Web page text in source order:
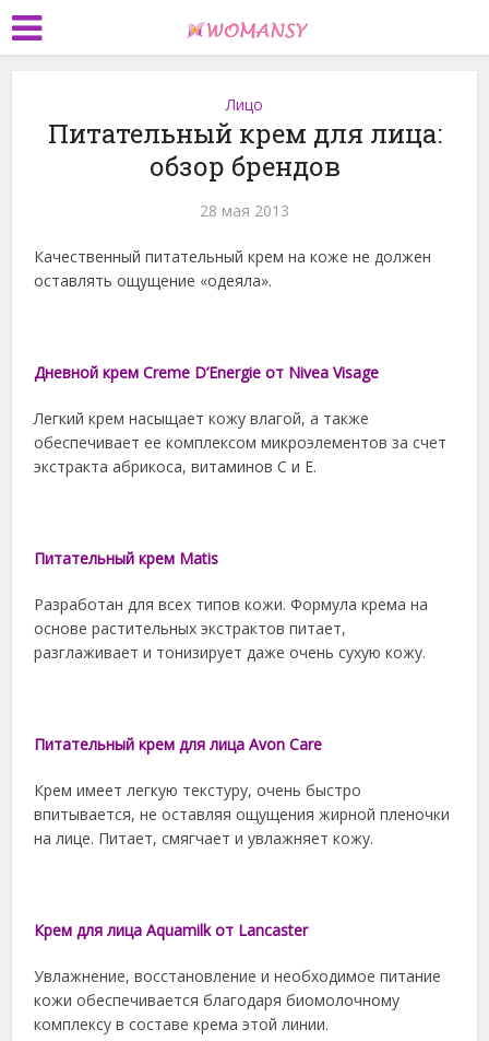
Лицо
Питательный крем для лица:
обзор брендов
28 мая 2013
Качественный питательный крем на коже не должен
оставлять ощущение «одеяла».
Дневной крем Creme D’Energie от Nivea Visage
Легкий крем насыщает кожу влагой, а также
обеспечивает ее комплексом микроэлементов за счет
экстракта абрикоса, витаминов С и Е.
Питательный крем Matis
Разработан для всех типов кожи. Формула крема на
основе растительных экстрактов питает,
разглаживает и тонизирует даже очень сухую кожу.
Питательный крем для лица Avon Care
Крем имеет легкую текстуру, очень быстро
впитывается, не оставляя ощущения жирной пленочки
на лице. Питает, смягчает и увлажняет кожу.
Крем для лица Aquamilk от Lancaster
Увлажнение, восстановление и необходимое питание
кожи обеспечивается благодаря биомолочному
комплексу в составе крема этой линии.